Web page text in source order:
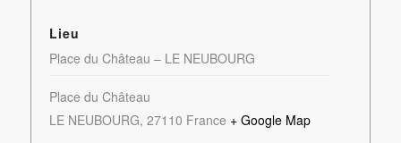
Lieu
Place du Château – LE NEUBOURG
Place du Château
LE NEUBOURG, 27110 France + Google Map